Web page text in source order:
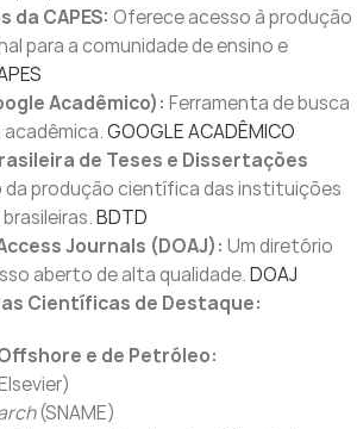
da CAPES: Oferece acesso à produção
para a comunidade de ensino e
Acadêmico): Ferramenta de busca
GOOGLE ACADÊMICO
de Teses e Dissertações
da produção científica das instituições
BDTD
Journals (DOAJ): Um diretório
aberto de alta qualidade.DOAJ
Científicas de Destaque:
e de Petróleo:
(SNAME)